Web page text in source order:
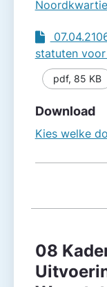
statuten
pdf, 85 KB
Download
Kies welke
08